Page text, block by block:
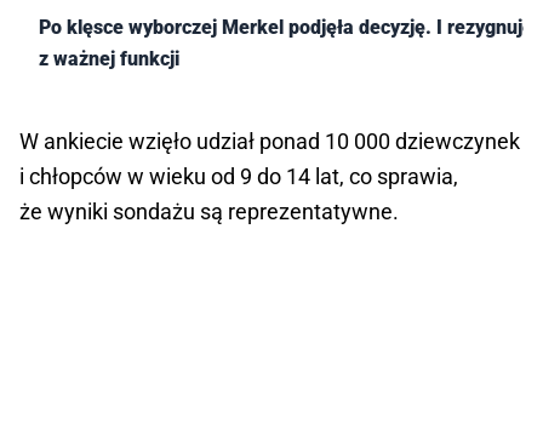
Po klęsce wyborczej Merkel podjęła decyzję. I rezygnuje
z ważnej funkcji
W ankiecie wzięło udział ponad 10 000 dziewczynek
i chłopców w wieku od 9 do 14 lat, co sprawia,
że wyniki sondażu są reprezentatywne.